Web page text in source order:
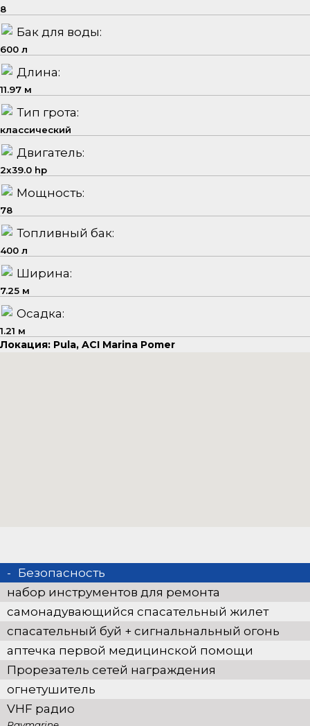
8
Бак для воды:
600 л
Длина:
11.97 м
Тип грота:
классический
Двигатель:
2x39.0 hp
Мощность:
78
Топливный бак:
400 л
Ширина:
7.25 м
Осадка:
1.21 м
Локация: Pula, ACI Marina Pomer
Безопасность
набор инструментов для ремонта
самонадувающийся спасательный жилет
спасательный буй + сигнальнальный огонь
аптечка первой медицинской помощи
Прорезатель сетей награждения
огнетушитель
VHF радио